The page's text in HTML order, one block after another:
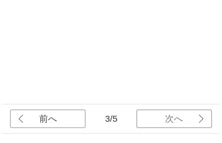
前へ 3/5 次へ